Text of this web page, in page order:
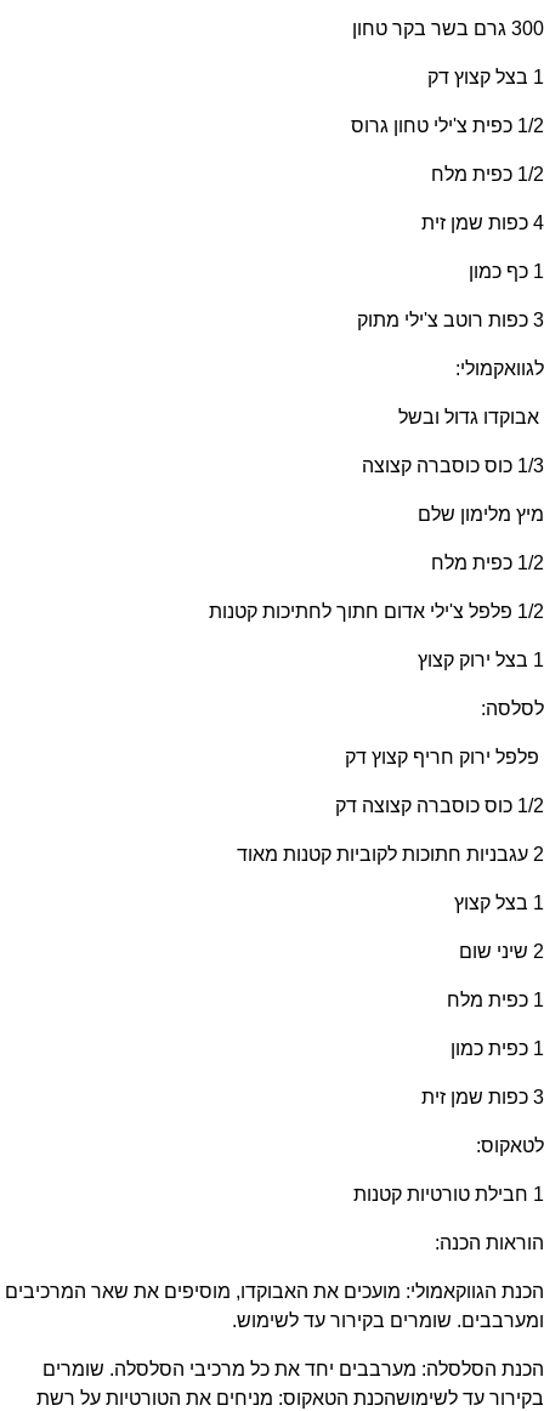
300 גרם בשר בקר טחון
1 בצל קצוץ דק
1/2 כפית צ'ילי טחון גרוס
1/2 כפית מלח
4 כפות שמן זית
1 כף כמון
3 כפות רוטב צ'ילי מתוק
לגוואקמולי:
אבוקדו גדול ובשל
1/3 כוס כוסברה קצוצה
מיץ מלימון שלם
1/2 כפית מלח
1/2 פלפל צ'ילי אדום חתוך לחתיכות קטנות
1 בצל ירוק קצוץ
לסלסה:
פלפל ירוק חריף קצוץ דק
1/2 כוס כוסברה קצוצה דק
2 עגבניות חתוכות לקוביות קטנות מאוד
1 בצל קצוץ
2 שיני שום
1 כפית מלח
1 כפית כמון
3 כפות שמן זית
לטאקוס:
1 חבילת טורטיות קטנות
הוראות הכנה:
הכנת הגווקאמולי: מועכים את האבוקדו, מוסיפים את שאר המרכיבים
ומערבבים. שומרים בקירור עד לשימוש.
הכנת הסלסלה: מערבבים יחד את כל מרכיבי הסלסלה. שומרים
בקירור עד לשימושהכנת הטאקוס: מניחים את הטורטיות על רשת